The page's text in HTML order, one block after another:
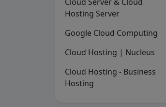
Hosting Server
Google Cloud Computing
Cloud Hosting | Nucleus
Cloud Hosting - Business
Hosting